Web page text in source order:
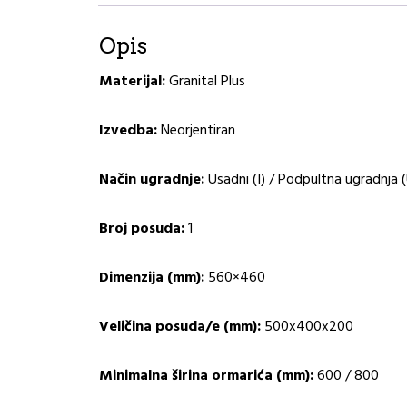
Opis
Materijal:Granital Plus
Izvedba:Neorjentiran
Način ugradnje:Usadni (I) / Podpultna ugradnja
Broj posuda:1
Dimenzija (mm):560×460
Veličina posuda/e (mm):500x400x200
Minimalna širina ormarića (mm):600 / 800